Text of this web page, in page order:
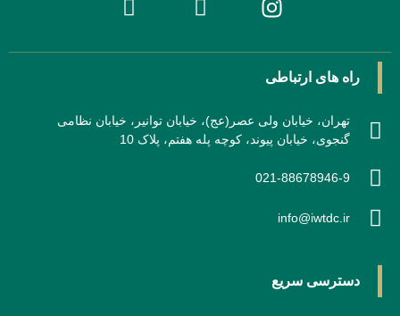
راه های ارتباطی
تهران، خیابان ولی عصر(عج)، خیابان توانیر، خیابان نظامی
گنجوی، خیابان پیوند، کوچه پله هفتم، پلاک 10
021-88678946-9
info@iwtdc.ir
دسترسی سریع